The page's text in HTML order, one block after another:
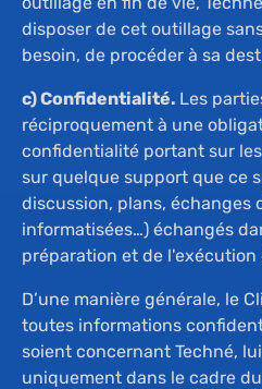
disposer de cet outillage
besoin, de procéder à sa
c) Confidentialité. Les
réciproquement à une
confidentialité portant sur
sur quelque support que ce
discussion, plans, échanges
informatisées…) échangés
préparation et de
D’une manière générale, le
toutes informations
soient concernant Techné,
uniquement dans le cadre